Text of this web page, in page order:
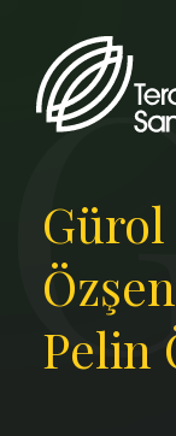
Pelin